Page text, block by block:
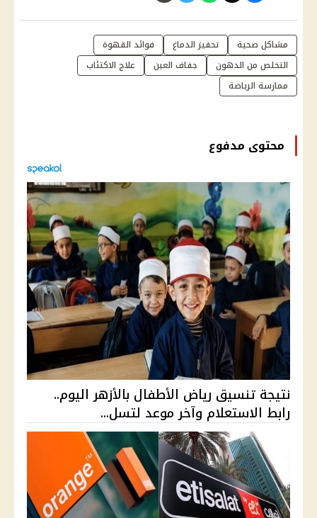
مشاكل صحية تحفيز الدماغ
فوائد القهوة
التخلص من الدهون
جفاف العين
علاج الاكتئاب
ممارسة الرياضة
محتوى مدفوع
نتيجة تنسيق رياض الأطفال بالأزهر اليوم..
رابط الاستعلام وآخر موعد لتسل...